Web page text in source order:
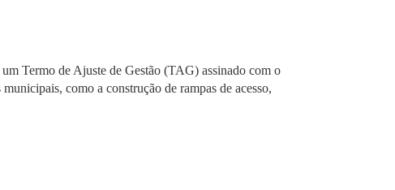
Termo de Ajuste de Gestão (TAG) assinado com o
como a construção de rampas de acesso,